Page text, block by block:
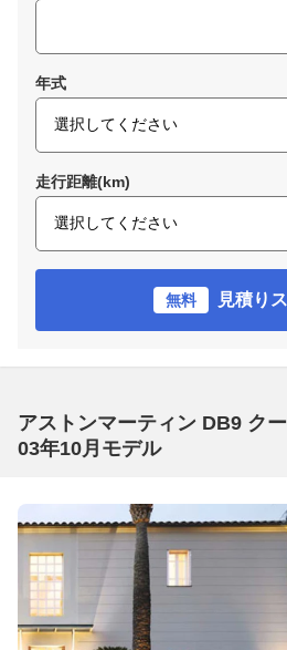
年式
走行距離(km)
無料 見積り
アストンマーティン DB9 ク
03年10月モデル